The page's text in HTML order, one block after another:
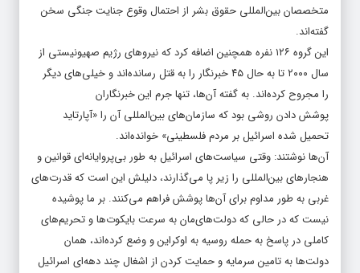
متخصصان بین‌المللی حقوق بشر از احتمال وقوع جنایت جنگی سخن
گفته‌اند.
این گروه ۱۲۶ نفره همچنین اضافه کرد که نیروهای رژیم صهیونیستی از
سال ۲۰۰۰ تا به حال ۴۵ خبرنگار را به قتل رسانده‌اند و خیلی‌های دیگر
را مجروح کرده‌اند. به گفته آن‌ها، تنها جرم این خبرنگاران
پوشش دادن روشی بود که سازمان‌های بین‌المللی آن را «آپارتاید
تحمیل شده اسرائیل بر مردم فلسطینی» خوانده‌اند.
آن‌ها نوشتند: وقتی سیاست‌های اسرائیل به طور بی‌پروایانه‌ای قوانین و
هنجارهای بین‌المللی را زیر پا می‌گذارند، دلیلش این است که قدرت‌های
غربی به طور مداوم برای آن‌ها پوشش فراهم می‌کنند. بر ما پوشیده
نیست که در حالی که دولت‌های‌مان به سرعت بایکوت‌ها و تحریم‌های
کاملی در پاسخ به حمله روسیه به اوکراین و وضع کرده‌اند، همان
دولت‌ها به تامین سرمایه و حمایت کردن از اشغال چند دهه‌ای اسرائیل